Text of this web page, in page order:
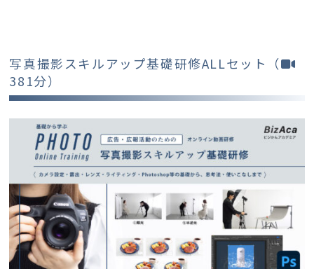
写真撮影スキルアップ基礎研修ALLセット（
381分）